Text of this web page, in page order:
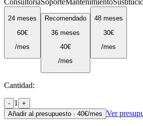
24 meses
60€
/mes
Recomendado
36 meses
40€
/mes
48 meses
30€
/mes
Cantidad:
- 1
+
Añadir al presupuesto · 40€/mes Ver